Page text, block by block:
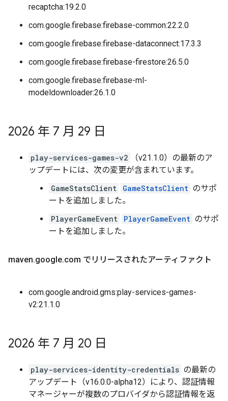
recaptcha:19.2.0
com.google.firebase:firebase-common:22.2.0
com.google.firebase:firebase-dataconnect:17.3.3
com.google.firebase:firebase-firestore:26.5.0
com.google.firebase:firebase-ml-
modeldownloader:26.1.0
2026 年 7 月 29 日
play-services-games-v2
（v21.1.0）の最新のア
ップデートには、次の変更が含まれています。
GameStatsClient
GameStatsClient のサポ
ートを追加しました。
PlayerGameEvent
PlayerGameEvent のサポ
ートを追加しました。
maven.google.com でリリースされたアーティファクト
com.google.android.gms:play-services-games-
v2:21.1.0
2026 年 7 月 20 日
play-services-identity-credentials の最新の
アップデート（v16.0.0-alpha12）により、認証情報
マネージャーが複数のプロバイダから認証情報を返